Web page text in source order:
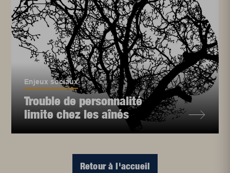
Enjeux sociaux
Trouble de personnalité
limite chez les aînés
Retour à l'accueil